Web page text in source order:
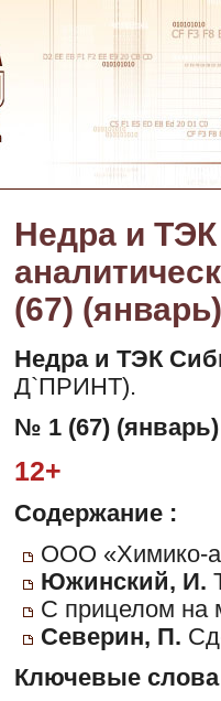
Недра и
(67) (январь)
Недра и ТЭК
Д`ПРИНТ).
№ 1 (67) (январь)
12+
Содержание :
ООО «Химико-
Южинский, И.
С прицелом на
Северин, П.
Ключевые слова